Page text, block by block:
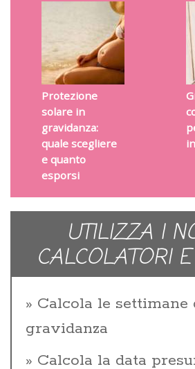
Protezione
solare in
gravidanza:
quale scegliere
e quanto
esporsi
UTILIZZA I
CALCOLATORI
Calcola le settimane
gravidanza
Calcola la data